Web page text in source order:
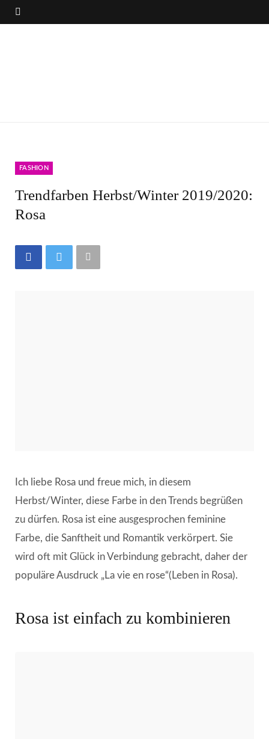
FASHION
Trendfarben Herbst/Winter 2019/2020:
Rosa
Ich liebe Rosa und freue mich, in diesem
Herbst/Winter, diese Farbe in den Trends begrüßen
zu dürfen. Rosa ist eine ausgesprochen feminine
Farbe, die Sanftheit und Romantik verkörpert. Sie
wird oft mit Glück in Verbindung gebracht, daher der
populäre Ausdruck „La vie en rose“(Leben in Rosa).
Rosa ist einfach zu kombinieren